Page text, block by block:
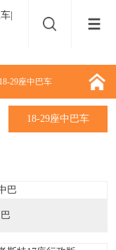
18-29座中巴车
18-29座中巴车